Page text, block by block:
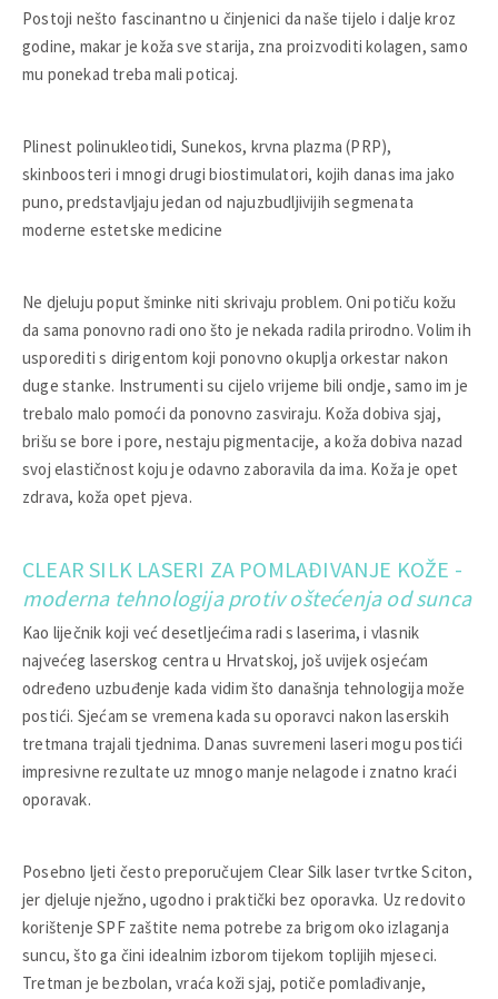
Postoji nešto fascinantno u činjenici da naše tijelo i dalje kroz
godine, makar je koža sve starija, zna proizvoditi kolagen, samo
mu ponekad treba mali poticaj.
Plinest polinukleotidi, Sunekos, krvna plazma (PRP),
skinboosteri i mnogi drugi biostimulatori, kojih danas ima jako
puno, predstavljaju jedan od najuzbudljivijih segmenata
moderne estetske medicine
Ne djeluju poput šminke niti skrivaju problem. Oni potiču kožu
da sama ponovno radi ono što je nekada radila prirodno. Volim ih
usporediti s dirigentom koji ponovno okuplja orkestar nakon
duge stanke. Instrumenti su cijelo vrijeme bili ondje, samo im je
trebalo malo pomoći da ponovno zasviraju. Koža dobiva sjaj,
brišu se bore i pore, nestaju pigmentacije, a koža dobiva nazad
svoj elastičnost koju je odavno zaboravila da ima. Koža je opet
zdrava, koža opet pjeva.
CLEAR SILK LASERI ZA POMLAĐIVANJE KOŽE -
moderna tehnologija protiv oštećenja od sunca
Kao liječnik koji već desetljećima radi s laserima, i vlasnik
najvećeg laserskog centra u Hrvatskoj, još uvijek osjećam
određeno uzbuđenje kada vidim što današnja tehnologija može
postići. Sjećam se vremena kada su oporavci nakon laserskih
tretmana trajali tjednima. Danas suvremeni laseri mogu postići
impresivne rezultate uz mnogo manje nelagode i znatno kraći
oporavak.
Posebno ljeti često preporučujem Clear Silk laser tvrtke Sciton,
jer djeluje nježno, ugodno i praktički bez oporavka. Uz redovito
korištenje SPF zaštite nema potrebe za brigom oko izlaganja
suncu, što ga čini idealnim izborom tijekom toplijih mjeseci.
Tretman je bezbolan, vraća koži sjaj, potiče pomlađivanje,